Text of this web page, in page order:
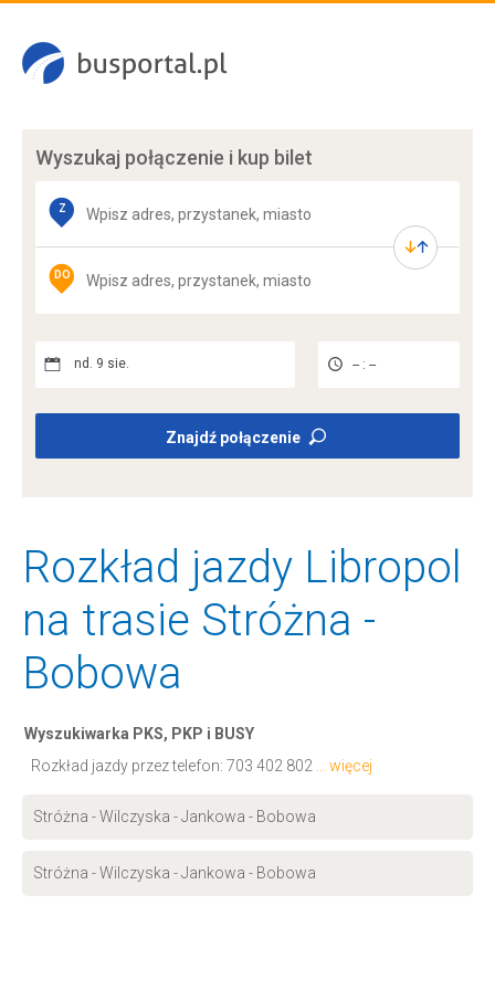
Wyszukaj połączenie i kup bilet
Z
DO
nd. 9 sie. -- : --
Znajdź połączenie
Rozkład jazdy Libropol
na trasie Stróżna -
Bobowa
Wyszukiwarka PKS, PKP i BUSY
Rozkład jazdy przez telefon: 703 402 802 ... więcej
Stróżna - Wilczyska - Jankowa - Bobowa
Stróżna - Wilczyska - Jankowa - Bobowa